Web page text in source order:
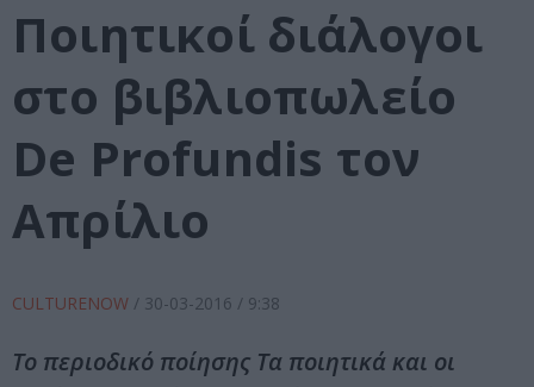
Ποιητικοί διάλογοι
στο βιβλιοπωλείο
De Profundis τον
Απρίλιο
CULTURENOW / 30-03-2016 / 9:38
Το περιοδικό ποίησης Τα ποιητικά και οι